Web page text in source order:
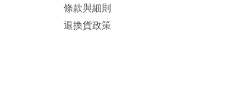
條款與細則
退換貨政策